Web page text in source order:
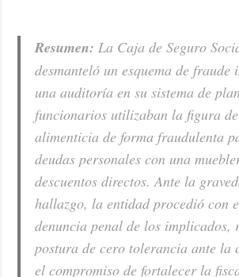
Resumen: La Caja de Seguro
desmanteló un esquema de fraude
una auditoría en su sistema de
funcionarios utilizaban la figura
alimenticia de forma fraudulenta
deudas personales con una
descuentos directos. Ante la
hallazgo, la entidad procedió con
denuncia penal de los implicados,
postura de cero tolerancia ante la
el compromiso de fortalecer la